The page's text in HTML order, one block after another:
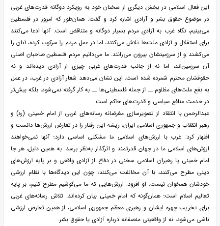
این فعال اسلامی در بخش دیگری از سخنان خود به رویکرد دوگانه قدرت‌های غربی
در موضوع حقوق بشر و آزادی اشاره کرد و گفت: همان‌طور که امروز در فلسطین
می‌بینیم، نگاه غرب به آزادی مردم بسیار دوگانه و متناقض است. آنها ادعا می‌کنند
برای استقلال و آزادی ملت‌ها تلاش می‌کنند، اما در عمل مردم را سرکوب کرده، آنان را
می‌کشند و از سرزمینشان بیرون می‌رانند. ما می‌دانیم مردم فلسطین صاحبان اصلی
آن سرزمین‌اند، اما نه از جانب قدرت‌های غربی چیزی از آزادی دیده‌اند و نه
حقوقشان محترم شمرده شده است. این نشان می‌دهد شعار آزادی در غرب، در عمل
به نفع ملت‌های مظلوم ــ از جمله فلسطینی‌ها ــ به کار گرفته نمی‌شود، بلکه بیش‌تر
در خدمت منافع سیاسی و قدرت‌های حاکم است.
عبدالرحمن با انتقاد از تصویرسازی مغرضانه رسانه‌های غربی از امام خمینی (ره) و
رهبر انقلاب و جمهوری اسلامی ایران، ریشه این رفتار را در تعارض ارزش‌ها دانست و
اظهار کرد: غرب با ارزش‌های اسلامی ما مشکلی اساسی دارد؛ آنها نمی‌خواهند
ارزش‌های اسلامی ما در جهان قدرتمند و اثرگذار به‌نظر برسد. به همین دلیل، هر جا
امام خمینی یا رهبران اسلامی سخنی در دفاع از آزادی واقعی و بر پایه ارزش‌های
دینی مطرح می‌کنند، با آن مخالفت می‌کنند؛ چون این دیدگاه‌ها با نظام ارزشی
خودشان همخوان نیست. او افزود: ارزش‌هایی که ما می‌کوشیم مطرح کنیم، بر پایه
تعالیم اسلام است؛ همان‌گونه که امام خمینی بیان کرده‌اند. تلاش رسانه‌های غربی
برای تخریب چهره ایشان و رهبری معظم جمهوری اسلامی، از همین تعارض ارزشی
ناشی می‌شود، نه از واقعیتی منصفانه درباره آزادی یا حقوق بشر.